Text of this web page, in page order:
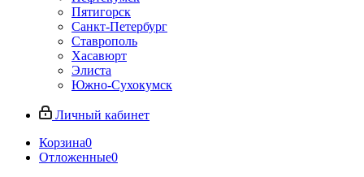
Пятигорск
Санкт-Петербург
Ставрополь
Хасавюрт
Элиста
Южно-Сухокумск
Личный кабинет
Корзина0
Отложенные0